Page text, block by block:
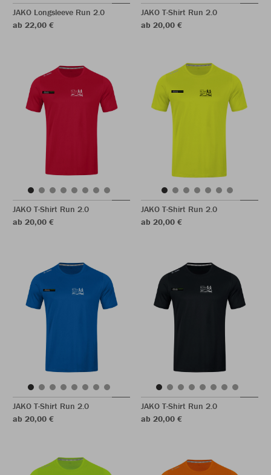
JAKO Longsleeve Run 2.0
ab 22,00 €
JAKO T-Shirt Run 2.0
ab 20,00 €
JAKO T-Shirt Run 2.0
ab 20,00 €
JAKO T-Shirt Run 2.0
ab 20,00 €
JAKO T-Shirt Run 2.0
ab 20,00 €
JAKO T-Shirt Run 2.0
ab 20,00 €